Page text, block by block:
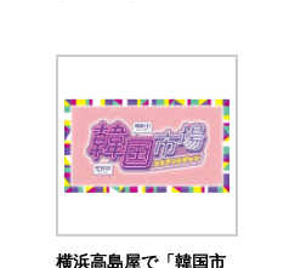
横浜高島屋で「韓国市